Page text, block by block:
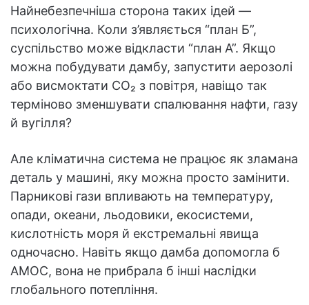
Найнебезпечніша сторона таких ідей —
психологічна. Коли з’являється “план Б”,
суспільство може відкласти “план А”. Якщо
можна побудувати дамбу, запустити аерозолі
або висмоктати CO₂ з повітря, навіщо так
терміново зменшувати спалювання нафти, газу
й вугілля?
Але кліматична система не працює як зламана
деталь у машині, яку можна просто замінити.
Парникові гази впливають на температуру,
опади, океани, льодовики, екосистеми,
кислотність моря й екстремальні явища
одночасно. Навіть якщо дамба допомогла б
AMOC, вона не прибрала б інші наслідки
глобального потепління.